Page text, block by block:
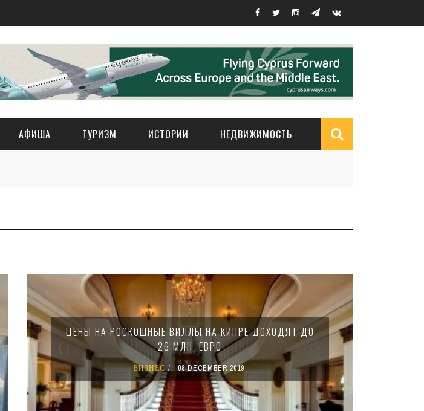
АФИША ТУРИЗМ ИСТОРИИ НЕДВИЖИМОСТЬ
ЦЕНЫ НА РОСКОШНЫЕ ВИЛЛЫ НА КИПРЕ ДОХОДЯТ ДО
26 МЛН. ЕВРО
БИЗНЕС 08 DECEMBER 2019